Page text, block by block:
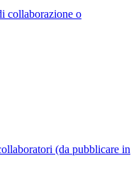
collaborazione o
(da pubblicare in